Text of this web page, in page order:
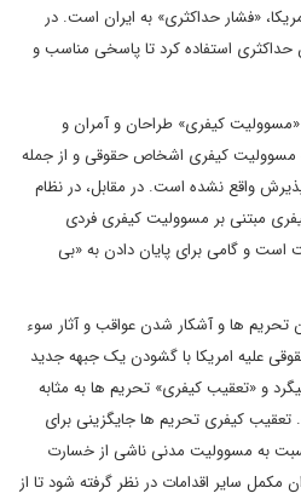
«فشار حداکثری» به ایران است. در
حداکثری استفاده کرد تا پاسخی مناسب و
کیفری» طراحان و آمران و
کیفری اشخاص حقوقی و از جمله
واقع نشده است. در مقابل، در نظام
مبتنی بر مسوولیت کیفری فردی
است و گامی برای پایان دادن به «بی
تحریم ها و آشکار شدن عواقب و آثار سوء
علیه امریکا با گشودن یک جبهه جدید
و «تعقیب کیفری» تحریم ها به مثابه
تعقیب کیفری تحریم ها جایگزینی برای
به مسوولیت مدنی ناشی از خسارت
مکمل سایر اقدامات در نظر گرفته شود تا از